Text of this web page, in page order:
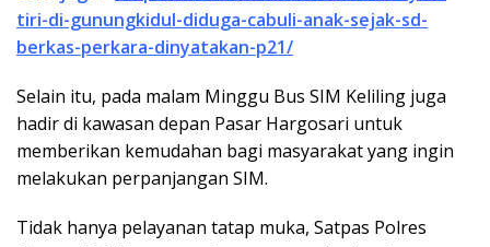
tiri-di-gunungkidul-diduga-cabuli-anak-sejak-sd-
berkas-perkara-dinyatakan-p21/
Selain itu, pada malam Minggu Bus SIM Keliling juga
hadir di kawasan depan Pasar Hargosari untuk
memberikan kemudahan bagi masyarakat yang ingin
melakukan perpanjangan SIM.
Tidak hanya pelayanan tatap muka, Satpas Polres